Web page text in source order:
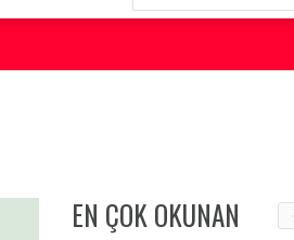
EN ÇOK OKUNAN